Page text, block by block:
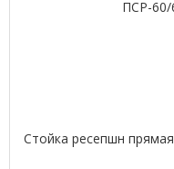
Стойка ресепшн